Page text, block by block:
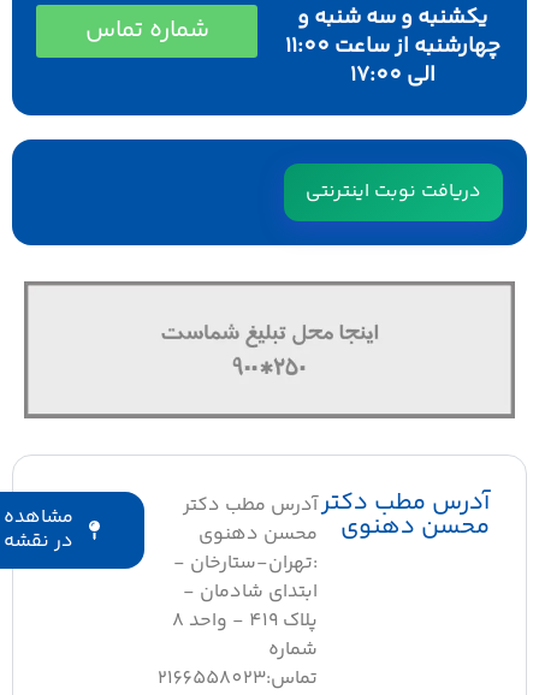
یکشنبه و سه شنبه و
چهارشنبه از ساعت 11:00
الی 17:00
شماره تماس
دریافت نوبت اینترنتی
آدرس مطب دکتر
محسن دهنوی
آدرس مطب دکتر
محسن دهنوی
:تهران-ستارخان -
ابتدای شادمان -
پلاک 419 - واحد 8
شماره
تماس:2166558023
مشاهده
در نقشه